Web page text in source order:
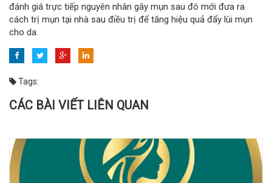
đánh giá trực tiếp nguyên nhân gây mụn sau đó mới đưa ra
cách trị mụn tại nhà sau điều trị để tăng hiệu quả đẩy lùi mụn
cho da.
Tags:
CÁC BÀI VIẾT LIÊN QUAN